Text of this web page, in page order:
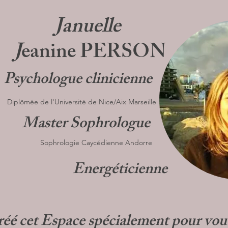
clinicienne
Jeanine PERSON
Januelle
Master Sophrologue
Diplômée de l'Université de Nice/Aix Marseille
Sophrologie Caycédienne Andorre
Energéticienne
cet Espace spécialement pour